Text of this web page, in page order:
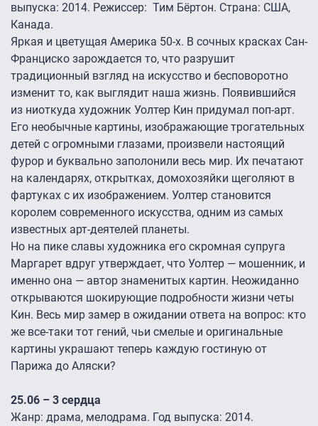
выпуска: 2014. Режиссер: Тим Бёртон. Страна: США,
Канада.
Яркая и цветущая Америка 50-х. В сочных красках Сан-
Франциско зарождается то, что разрушит
традиционный взгляд на искусство и бесповоротно
изменит то, как выглядит наша жизнь. Появившийся
из ниоткуда художник Уолтер Кин придумал поп-арт.
Его необычные картины, изображающие трогательных
детей с огромными глазами, произвели настоящий
фурор и буквально заполонили весь мир. Их печатают
на календарях, открытках, домохозяйки щеголяют в
фартуках с их изображением. Уолтер становится
королем современного искусства, одним из самых
известных арт-деятелей планеты.
Но на пике славы художника его скромная супруга
Маргарет вдруг утверждает, что Уолтер — мошенник, и
именно она — автор знаменитых картин. Неожиданно
открываются шокирующие подробности жизни четы
Кин. Весь мир замер в ожидании ответа на вопрос: кто
же все-таки тот гений, чьи смелые и оригинальные
картины украшают теперь каждую гостиную от
Парижа до Аляски?
25.06 – 3 сердца
Жанр: драма, мелодрама. Год выпуска: 2014.